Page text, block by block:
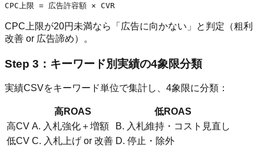
CPC上限が20円未満なら「広告に向かない」と判定（粗利
改善 or 広告諦め）。
Step 3：キーワード別実績の4象限分類
実績CSVをキーワード単位で集計し、4象限に分類：
高ROAS
低ROAS
高CV A. 入札強化＋増額
B. 入札維持・コスト見直し
低CV C. 入札上げ or 改善 D. 停止・除外